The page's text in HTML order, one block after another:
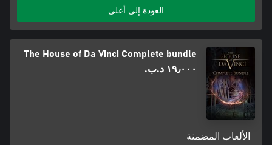
العودة إلى أعلى
The House of Da Vinci Complete bundle
١٩٫٠٠٠ د.ب.‏
الألعاب المضمنة